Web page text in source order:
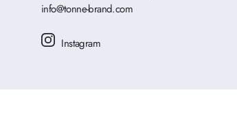
info@tonne-brand.com
Instagram